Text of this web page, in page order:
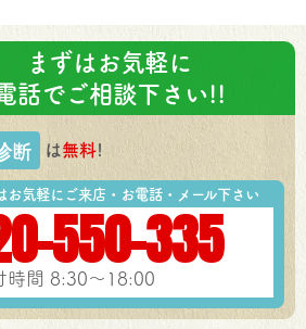
まずはお気軽に
話でご相談下さい!!
断 は無料!
お気軽にご来店・お電話・メール下さい
550-335
時間 8:30～18:00